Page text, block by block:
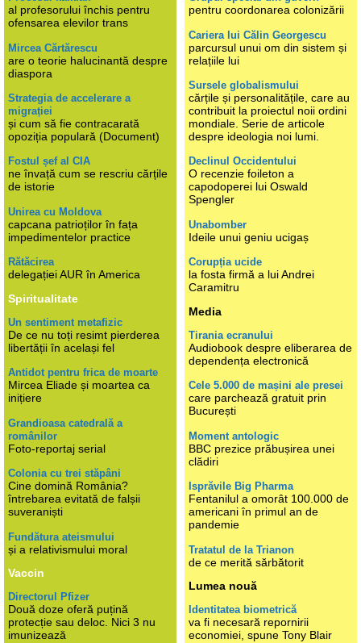
al profesorului închis pentru
ofensarea elevilor trans
Mircea Cărtărescu
are o teorie halucinantă despre
diaspora
Strategia de accelerare a
migrației
și cum să fie contracarată
opoziția populară (Document)
Fostul șef al CIA
ne învață cum se rescriu cărțile
de istorie
Unirea cu Moldova
capcana patrioților în fața
impedimentelor practice
Rătăcirea
delegației AUR în America
Spiritualitate
Un sentiment metafizic
De ce nu toți resimt pierderea
libertății în același fel
Antidot pentru frica de moarte
Mircea Eliade și moartea ca
inițiere
Grandioasa catedrală a
românilor
Foto-reportaj serial
Colonia cu trei stăpâni
Cine domină România?
întrebarea evitată de falșii
suveraniști
Fundătura ateismului
și a relativismului moral
Vaccin
Directorul Pfizer
Două doze oferă puțină
protecție sau deloc. Nici 3 nu
imunizează
pentru coordonarea colonizării
Cariera lui Călin Georgescu
parcursul unui om din sistem și
relațiile lui
Sursele globalismului
cărțile și personalitățile, care au
contribuit la proiectul noii ordini
mondiale. Serie de articole
despre ideologia noi lumi.
Declinul Occidentului
O recenzie foileton a
capodoperei lui Oswald
Spengler
Unabomber
Ideile unui geniu ucigaș
Corupția ucide
la fosta firmă a lui Andrei
Caramitru
Media
Tirania ecranului
Audiobook despre eliberarea de
dependența electronică
Cele 5.000 de mașini ale presei
care parchează gratuit prin
București
Moment antologic
BBC prezice prăbușirea unei
clădiri
Isprăvile Big Pharma
Fentanilul a omorât 100.000 de
americani în primul an de
pandemie
Tratatul de la Trianon
de ce merită sărbătorit
Lumea nouă
Identitatea biometrică
va fi necesară repornirii
economiei, spune Tony Blair